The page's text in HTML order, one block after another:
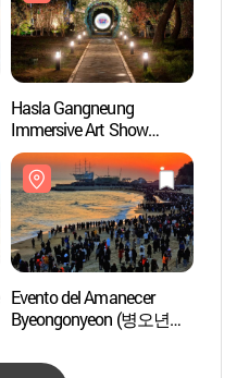
Hasla Gangneung
Immersive Art Show
(하슬라강릉
이머시브아트쇼)
Evento del Amanecer
Byeongonyeon (병오년